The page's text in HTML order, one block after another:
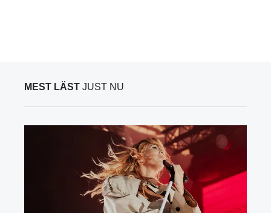
MEST LÄST JUST NU